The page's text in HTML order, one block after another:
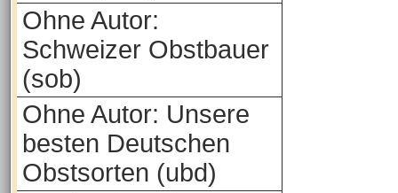
Ohne Autor:
Schweizer Obstbauer
(sob)
Ohne Autor: Unsere
besten Deutschen
Obstsorten (ubd)